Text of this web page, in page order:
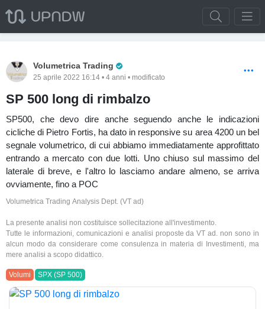
Volumetrica Trading
25 aprile 2022 16:14 • 4 anni • modificato
SP 500 long di rimbalzo
SP500, che devo dire anche seguendo anche le indicazioni
cicliche di Pietro Fortis, ha dato in responsive su area 4200 un bel
segnale volumetrico, di cui abbiamo immediatamente approfittato
entrando a mercato con due lotti. Uno chiuso sul massimo del
laterale di breve, e l'altro lo lasciamo andare almeno, se arriva
ovviamente, fino a POC
Volumetrica Trading Analysis Dept. (VT ad)
La presente analisi non costituisce sollecitazione all'investimento.
Tutte le informazioni, comunicazioni e analisi proposte da VT ad. non sono in
alcun modo da considerare come consulenza in materia di Investimenti, ma
mere analisi a scopo didattico.
Volumi SPX (SP 500)